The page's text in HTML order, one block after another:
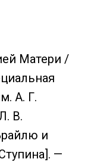
Матери /
А. Г.
В.
и
—